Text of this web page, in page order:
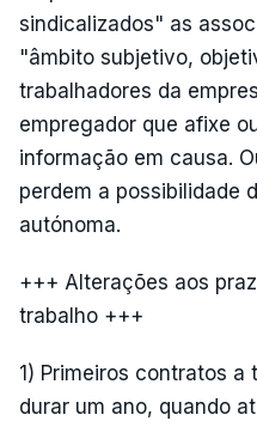
sindicalizados" as
"âmbito subjetivo,
trabalhadores da
empregador que afixe
informação em causa.
perdem a possibilidade
autónoma.
+++ Alterações aos
trabalho +++
1) Primeiros contratos a
durar um ano, quando